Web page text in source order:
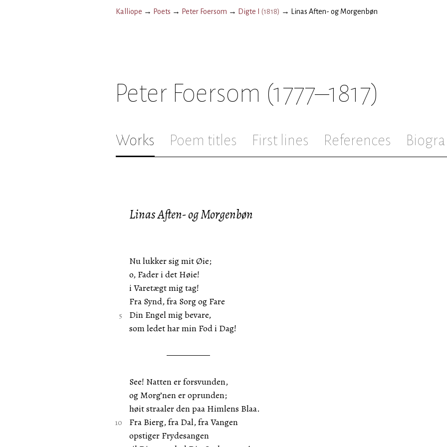
Kalliope → Poets → Peter Foersom → Digte I (1818) → Linas Aften- og Morgenbøn
Peter Foersom (1777–1817)
Works Poem titles First lines References
Linas Aften- og Morgenbøn
Nu lukker sig mit Øie;
o, Fader i det Høie!
i Varetægt mig tag!
Fra Synd, fra Sorg og Fare
Din Engel mig bevare,
som ledet har min Fod i Dag!
See! Natten er forsvunden,
og Morg’nen er oprunden;
høit straaler den paa Himlens Blaa.
Fra Bierg, fra Dal, fra Vangen
opstiger Frydesangen